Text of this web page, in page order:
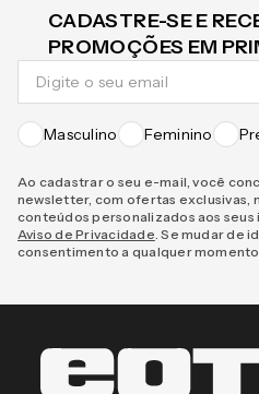
CADASTRE-SE E
PROMOÇÕES EM
Masculino Feminino
Ao cadastrar o seu e-mail, você
newsletter, com ofertas exclusivas,
conteúdos personalizados aos
Aviso de Privacidade . Se mudar de
consentimento a qualquer momento.